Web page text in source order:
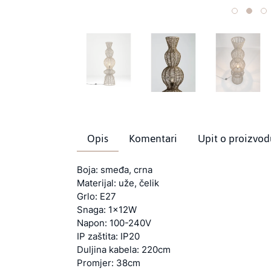
Opis Komentari Upit o
Boja: smeđa, crna
Materijal: uže, čelik
Grlo: E27
Snaga: 1x12W
Napon: 100-240V
IP zaštita: IP20
Duljina kabela: 220cm
Promjer: 38cm